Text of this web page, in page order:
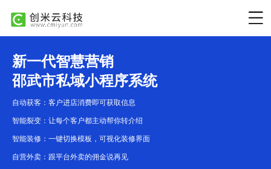
新一代智慧营销
邵武市私域小程序系统
自动获客：客户进店消费即可获取信息
智能裂变：让每个客户都主动帮你转介绍
智能装修：一键切换模板，可视化装修界面
自营外卖：跟平台外卖的佣金说再见